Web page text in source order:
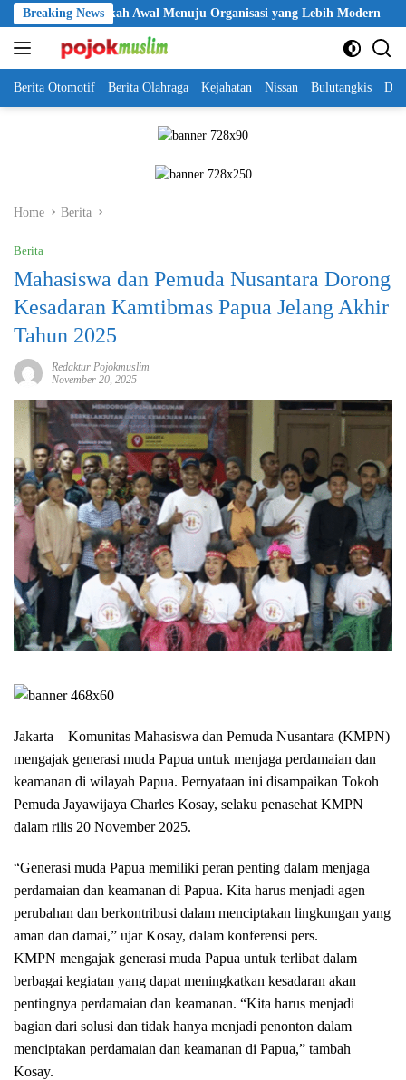
Skip
to
content
Breaking News
Langkah Awal Menuju Organisasi yang Lebih Modern
Berita Otomotif Berita Olahraga Kejahatan Nissan Bulutangkis
Home Berita
Berita
Mahasiswa dan Pemuda Nusantara Dorong
Kesadaran Kamtibmas Papua Jelang Akhir
Tahun 2025
Redaktur Pojokmuslim
November 20, 2025
Jakarta – Komunitas Mahasiswa dan Pemuda Nusantara (KMPN)
mengajak generasi muda Papua untuk menjaga perdamaian dan
keamanan di wilayah Papua. Pernyataan ini disampaikan Tokoh
Pemuda Jayawijaya Charles Kosay, selaku penasehat KMPN
dalam rilis 20 November 2025.
“Generasi muda Papua memiliki peran penting dalam menjaga
perdamaian dan keamanan di Papua. Kita harus menjadi agen
perubahan dan berkontribusi dalam menciptakan lingkungan yang
aman dan damai,” ujar Kosay, dalam konferensi pers.
KMPN mengajak generasi muda Papua untuk terlibat dalam
berbagai kegiatan yang dapat meningkatkan kesadaran akan
pentingnya perdamaian dan keamanan. “Kita harus menjadi
bagian dari solusi dan tidak hanya menjadi penonton dalam
menciptakan perdamaian dan keamanan di Papua,” tambah
Kosay.